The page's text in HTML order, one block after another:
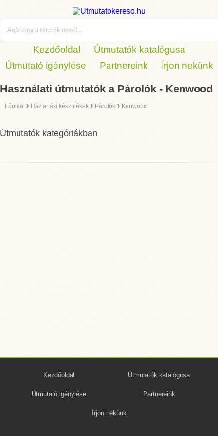
Kezdőoldal
Útmutatók katalógusa
Útmutató igénylése
Partnereink Írjon nekünk
Használati útmutatók a Párolók - Kenwood
Főoldal › Háztartási készülékek › Párolók › Kenwood
Útmutatók kategóriákban
Kezdőoldal Útmutatók katalógusa
Útmutató igénylése Partnereink
Írjon nekünk